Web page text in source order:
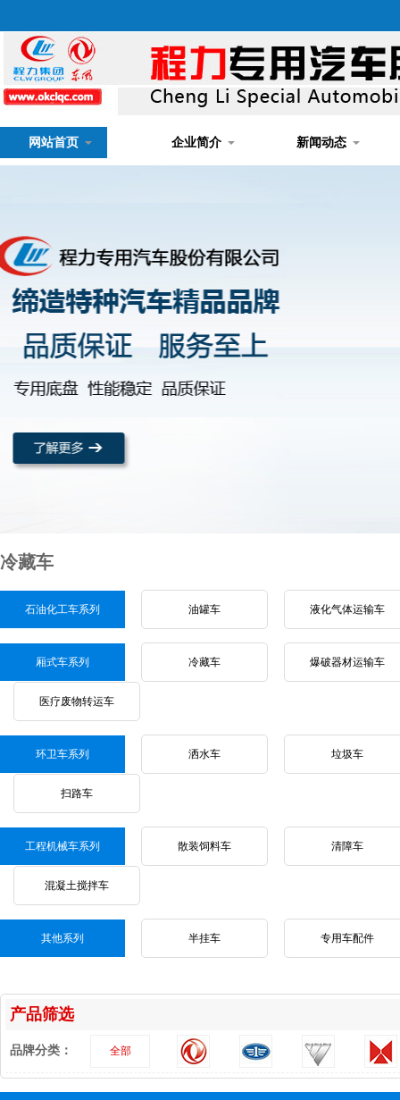
网站首页 企业简介 新闻动态
冷藏车
石油化工车系列 油罐车 液化气体运输车
厢式车系列 冷藏车 爆破器材运输车
医疗废物转运车
环卫车系列 洒水车 垃圾车
扫路车
工程机械车系列 散装饲料车 清障车
混凝土搅拌车
其他系列 半挂车 专用车配件
产品筛选
品牌分类： 全部